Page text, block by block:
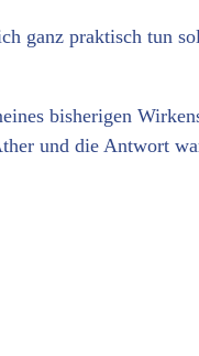
ganz praktisch tun
bisherigen
und die Antwort